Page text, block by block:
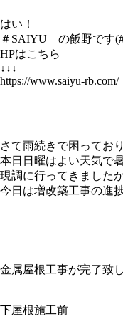
はい！
＃SAIYU の飯野です
HPはこちら
↓↓↓
https://www.saiyu-rb.com/
さて雨続きで困ってお
本日日曜はよい天気で
現調に行ってきました
今日は増改築工事の進
金属屋根工事が完了致
下屋根施工前